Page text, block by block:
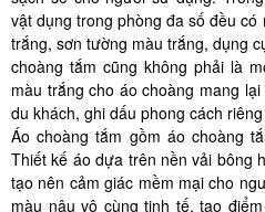
vật dụng trong phòng đa số đều
trắng, sơn tường màu trắng, dụng
choàng tắm cũng không phải là
màu trắng cho áo choàng mang
du khách, ghi dấu phong cách
Áo choàng tắm gồm áo choàng
Thiết kế áo dựa trên nền vải bông
tạo nên cảm giác mềm mại cho
màu nâu vô cùng tinh tế, tạo